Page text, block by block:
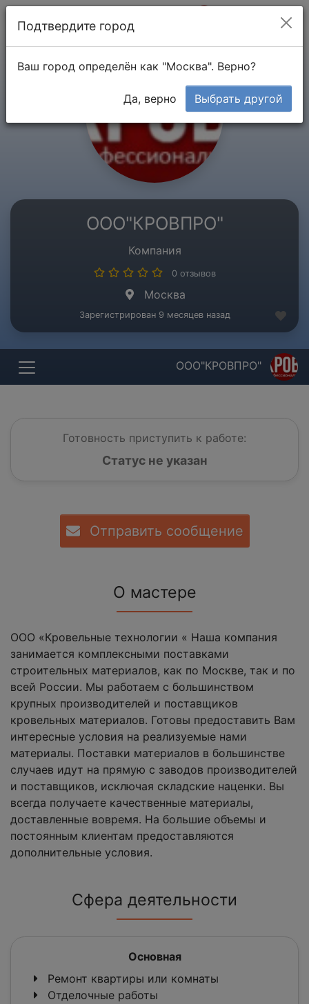
ООО"КРОВПРО"
Компания
0 отзывов
Москва
Зарегистрирован 9 месяцев назад
ООО"КРОВПРО"
Готовность приступить к работе:
Статус не указан
Отправить сообщение
О мастере
ООО «Кровельные технологии « Наша компания
занимается комплексными поставками
строительных материалов, как по Москве, так и по
всей России. Мы работаем с большинством
крупных производителей и поставщиков
кровельных материалов. Готовы предоставить Вам
интересные условия на реализуемые нами
материалы. Поставки материалов в большинстве
случаев идут на прямую с заводов производителей
и поставщиков, исключая складские наценки. Вы
всегда получаете качественные материалы,
доставленные вовремя. На большие объемы и
постоянным клиентам предоставляются
дополнительные условия.
Сфера деятельности
Основная
Ремонт квартиры или комнаты
Отделочные работы
Подтвердите город
Ваш город определён как "Москва". Верно?
Да, верно Выбрать другой